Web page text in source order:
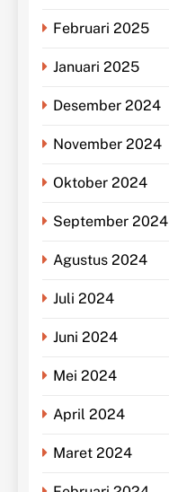
Februari 2025
Januari 2025
Desember 2024
November 2024
Oktober 2024
September 2024
Agustus 2024
Juli 2024
Juni 2024
Mei 2024
April 2024
Maret 2024